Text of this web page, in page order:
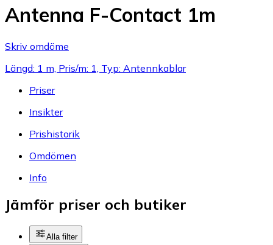
Antenna F-Contact 1m
Skriv omdöme
Längd: 1 m, Pris/m: 1, Typ: Antennkablar
Priser
Insikter
Prishistorik
Omdömen
Info
Jämför priser och butiker
Alla filter